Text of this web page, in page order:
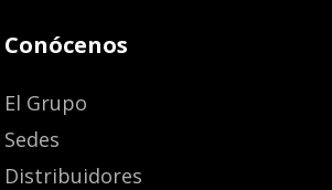
Conócenos
El Grupo
Sedes
Distribuidores